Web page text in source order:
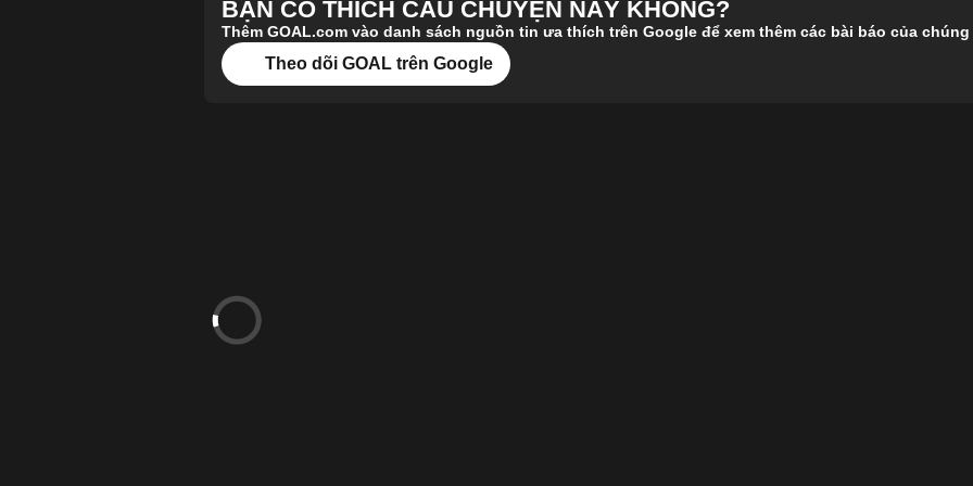
BẠN CÓ THÍCH CÂU CHUYỆN NÀY KHÔNG?
Thêm GOAL.com vào danh sách nguồn tin ưa thích trên Google để xem thêm các bài báo của
Theo dõi GOAL trên Google